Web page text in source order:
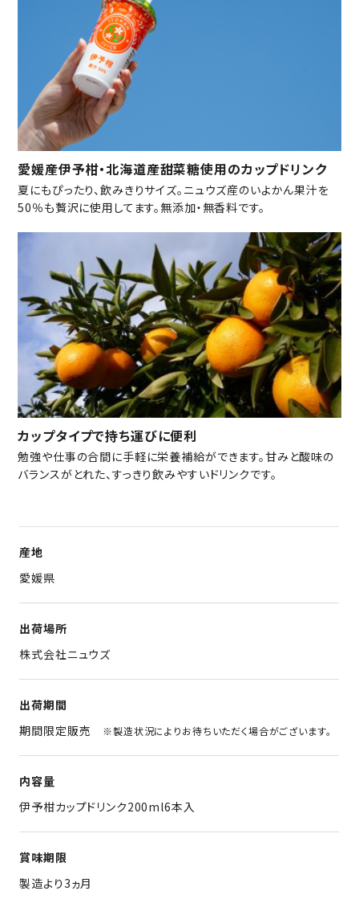
愛媛産伊予柑・北海道産甜菜糖使用のカップドリンク
夏にもぴったり、飲みきりサイズ。ニュウズ産のいよかん果汁を
50％も贅沢に使用してます。無添加・無香料です。
カップタイプで持ち運びに便利
勉強や仕事の合間に手軽に栄養補給ができます。甘みと酸味の
バランスがとれた、すっきり飲みやすいドリンクです。
産地
愛媛県
出荷場所
株式会社ニュウズ
出荷期間
期間限定販売
※製造状況によりお待ちいただく場合がございます。
内容量
伊予柑カップドリンク200ml6本入
賞味期限
製造より3ヵ月